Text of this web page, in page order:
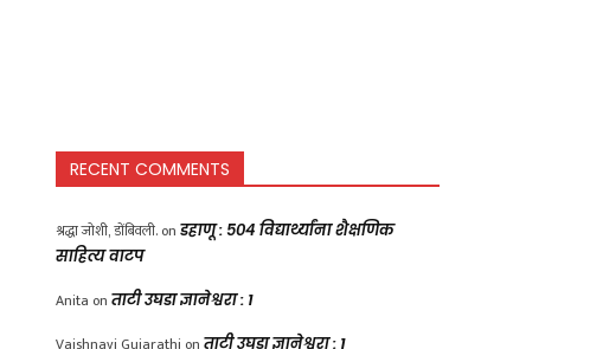
RECENT COMMENTS
श्रद्धा जोशी, डोंबिवली. on डहाणू : ५०४ विद्यार्थ्यांना शैक्षणिक
साहित्य वाटप
Anita on ताटी उघडा ज्ञानेश्वरा : 1
ताटी उघडा ज्ञानेश्वरा : 1